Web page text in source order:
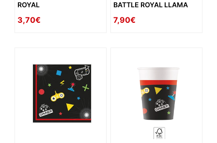
ROYAL
3,70€
BATTLE ROYAL LLAMA
7,90€